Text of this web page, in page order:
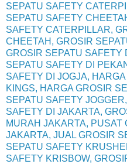
SEPATU SAFETY
SEPATU SAFETY
SAFETY CATERPILLAR,
CHEETAH, GROSIR
GROSIR SEPATU SAFETY
SEPATU SAFETY DI
SAFETY DI JOGJA,
KINGS, HARGA GROSIR
SEPATU SAFETY
SAFETY DI JAKARTA,
MURAH JAKARTA, PUSAT
JAKARTA, JUAL GROSIR
SEPATU SAFETY
SAFETY KRISBOW,